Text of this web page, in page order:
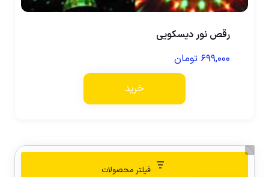
رقص نور دیسکویی
۶۹۹,۰۰۰ تومان
خرید
فیلتر محصولات